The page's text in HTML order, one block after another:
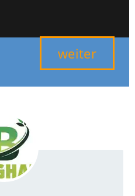
weiter